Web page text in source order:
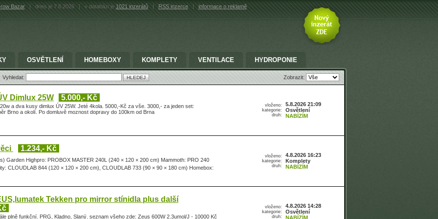
Bazar | dnes je 7.8.2026 | v databázi je1021 inzerátů | RSS inzerce | informace o reklamě
OSVĚTLENÍ HOMEBOXY KOMPLETY VENTILACE HYDROPONIE
Vyhledat: Zobrazit:
Dimlux 25W 5.000,- Kč
a dva kusy dimlux ÚV 25W. Jeté 4kola. 5000,-Kč za vše. 3000,- za jeden set:
Brno a okolí. Po domluvě moznost dopravy do 100km od Brna
vloženo:
kategorie:
druh:
5.8.2026 21:09
Osvětlení
NABÍZÍM
1.234,- Kč
Garden Highpro: PROBOX MASTER 240L (240 × 120 × 200 cm) Mammoth: PRO 240
CLOUDLAB 844 (120 × 120 × 200 cm), CLOUDLAB 733 (90 × 90 × 180 cm) Homebox:
vloženo:
kategorie:
druh:
4.8.2026 16:23
Komplety
NABÍZÍM
Tekken pro mirror stínidla plus další
plně funkční. PRG, Kladno, Slaný. seznam všeho zde: Zeus 600W 2.3umol/J - 10000 Kč
vloženo:
kategorie:
druh:
4.8.2026 14:28
Osvětlení
NABÍZÍM